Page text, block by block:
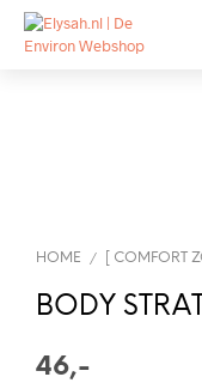
HOME / [ COMFORT
BODY
46,-